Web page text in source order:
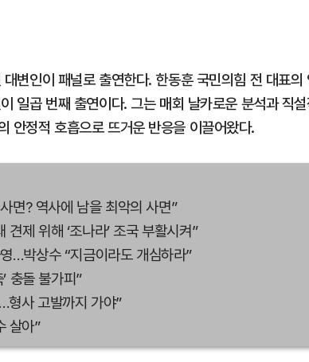
변인이 패널로 출연한다. 한동훈 국민의힘 전 대표
일곱 번째 출연이다. 그는 매회 날카로운 분석과 직
안정적 호흡으로 뜨거운 반응을 이끌어왔다.
면? 역사에 남을 최악의 사면”
견제 위해 ‘조나라’ 조국 부활시켜”
…박상수 “지금이라도 개심하라”
충돌 불가피”
형사 고발까지 가야”
살아”